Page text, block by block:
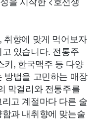
취향에 맞게 먹어보자
있습니다. 전통주
키, 한국맥주 등 다양
방법을 고민하는 매장
막걸리와 전통주를
고 계절마다 다른 술
과 내취향에 맞는술